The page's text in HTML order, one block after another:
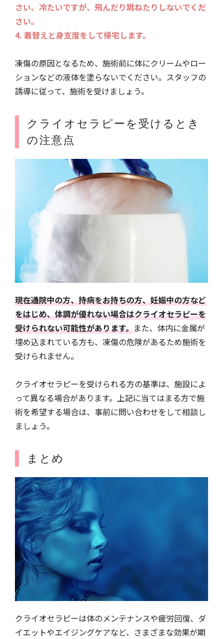
さい。冷たいですが、飛んだり跳ねたりしないでくだ
さい。
4. 着替えと身支度をして帰宅します。
凍傷の原因となるため、施術前に体にクリームやロー
ションなどの液体を塗らないでください。スタッフの
誘導に従って、施術を受けましょう。
クライオセラピーを受けるとき
の注意点
現在通院中の方、持病をお持ちの方、妊娠中の方など
をはじめ、体調が優れない場合はクライオセラピーを
受けられない可能性があります。また、体内に金属が
埋め込まれている方も、凍傷の危険があるため施術を
受けられません。
クライオセラピーを受けられる方の基準は、施設によ
って異なる場合があります。上記に当てはまる方で施
術を希望する場合は、事前に問い合わせをして相談し
ましょう。
まとめ
クライオセラピーは体のメンテナンスや疲労回復、ダ
イエットやエイジングケアなど、さまざまな効果が期